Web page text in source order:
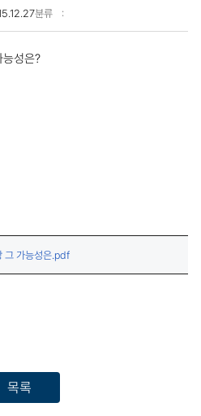
분류
성은?
그 가능성은.pdf(다운로드)
목록